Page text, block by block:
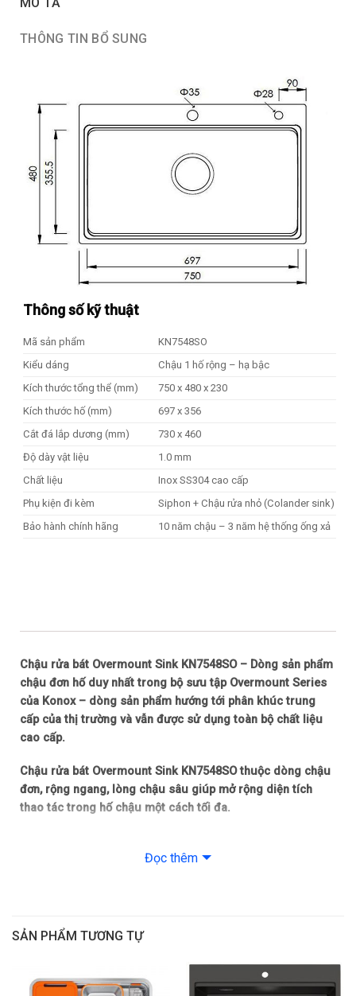
THÔNG TIN BỔ SUNG
Thông số kỹ thuật
Mã sản phẩm
KN7548SO
Kiểu dáng
Chậu 1 hố rộng – hạ bậc
Kích thước tổng thể (mm)
750 x 480 x 230
Kích thước hố (mm)
697 x 356
Cắt đá lắp dương (mm)
730 x 460
Độ dày vật liệu
1.0 mm
Chất liệu
Inox SS304 cao cấp
Phụ kiện đi kèm
Siphon + Chậu rửa nhỏ (Colander sink)
Bảo hành chính hãng
10 năm chậu – 3 năm hệ thống ống xả
Chậu rửa bát Overmount Sink KN7548SO – Dòng sản phẩm
chậu đơn hố duy nhất trong bộ sưu tập Overmount Series
của Konox – dòng sản phẩm hướng tới phân khúc trung
cấp của thị trường và vẫn được sử dụng toàn bộ chất liệu
cao cấp.
Chậu rửa bát Overmount Sink KN7548SO thuộc dòng chậu
đơn, rộng ngang, lòng chậu sâu giúp mở rộng diện tích
thao tác trong hố chậu một cách tối đa.
sink đi kèm giúp tích hợp công năng cho 1 bồn rửa bát đơn
Dòng chậu hạ bậc – tích hợp công năng: Chậu rửa nhỏ
Có 2 lỗ vòi (vòi rửa bát, vòi lọc) chờ lắp đặt
Đọc thêm
SẢN PHẨM TƯƠNG TỰ